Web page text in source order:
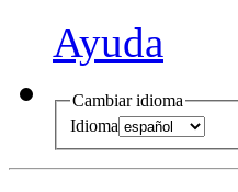
Ayuda
Cambiar idioma
Idioma